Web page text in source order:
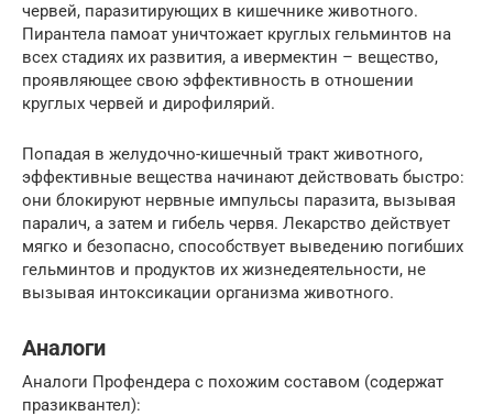
червей, паразитирующих в кишечнике животного.
Пирантела памоат уничтожает круглых гельминтов на
всех стадиях их развития, а ивермектин – вещество,
проявляющее свою эффективность в отношении
круглых червей и дирофилярий.
Попадая в желудочно-кишечный тракт животного,
эффективные вещества начинают действовать быстро:
они блокируют нервные импульсы паразита, вызывая
паралич, а затем и гибель червя. Лекарство действует
мягко и безопасно, способствует выведению погибших
гельминтов и продуктов их жизнедеятельности, не
вызывая интоксикации организма животного.
Аналоги
Аналоги Профендера с похожим составом (содержат
празиквантел):